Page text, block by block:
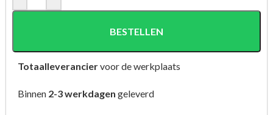
BESTELLEN
Totaalleveranciervoor de werkplaats
Binnen 2-3 werkdagen geleverd